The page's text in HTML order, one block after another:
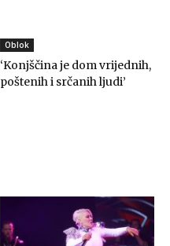
Oblok
‘Konjščina je dom vrijednih,
poštenih i srčanih ljudi’